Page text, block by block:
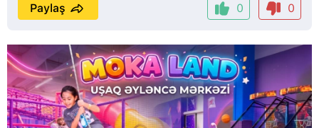
0 0
Paylaş